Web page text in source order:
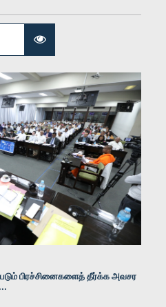
சிறீதரன், பா.உ.
உறுப்பினர்
பிரச்சினைகளைத் தீர்க்க அவசர